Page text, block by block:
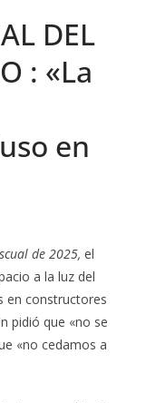
DEL
: «La
en
de 2025, el
a la luz del
en constructores
pidió que «no se
«no cedamos a